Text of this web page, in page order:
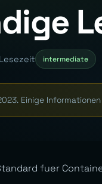
intermediate
Einige
fuer